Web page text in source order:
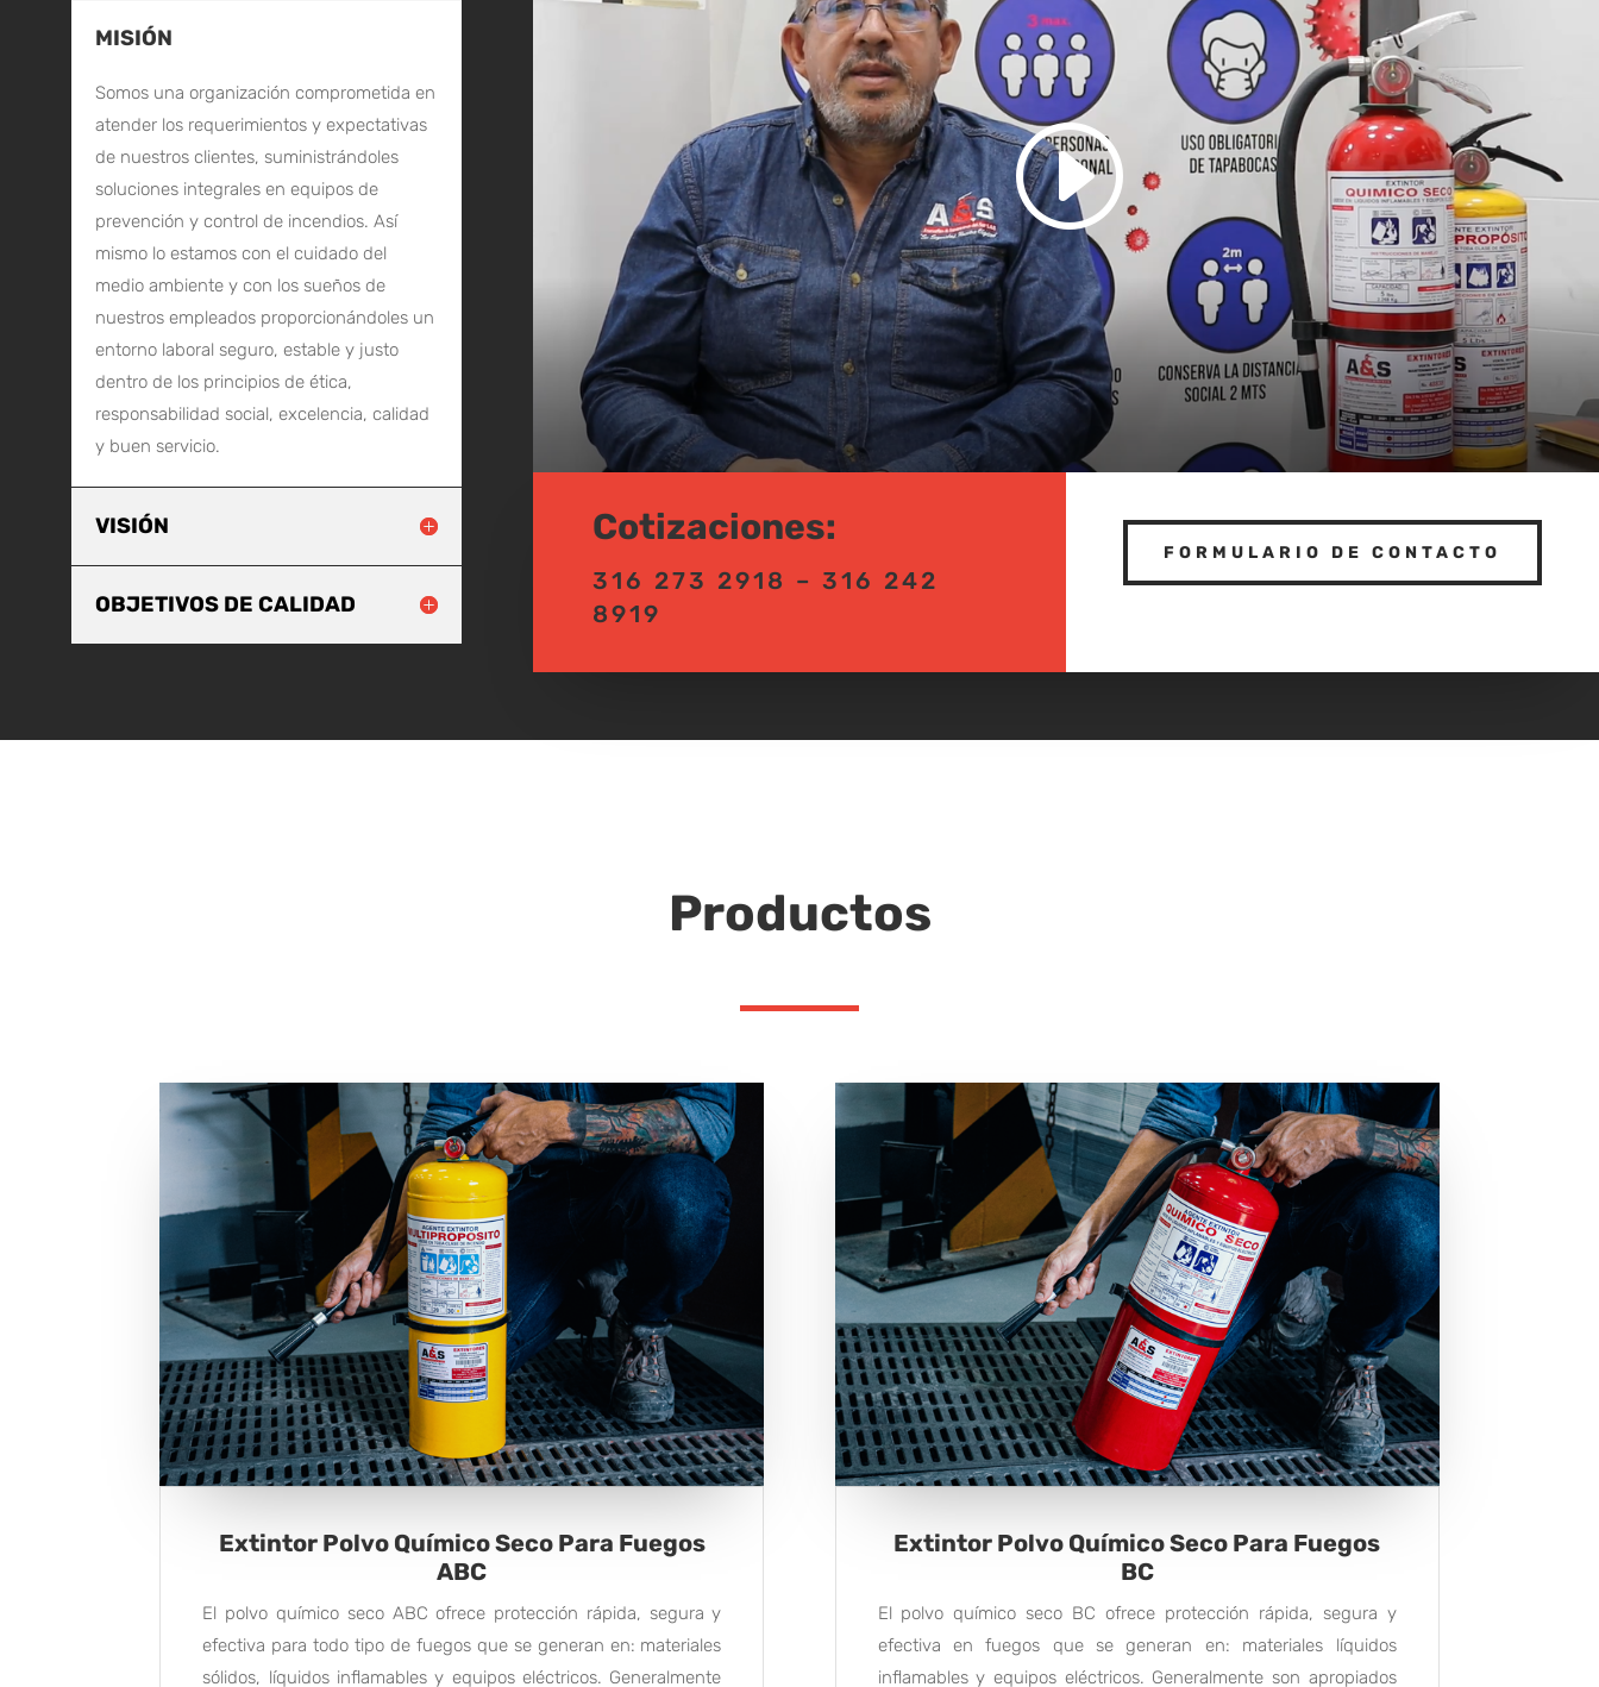
MISIÓN
Somos una organización comprometida en
atender los requerimientos y expectativas
de nuestros clientes, suministrándoles
soluciones integrales en equipos de
prevención y control de incendios. Así
mismo lo estamos con el cuidado del
medio ambiente y con los sueños de
nuestros empleados proporcionándoles un
entorno laboral seguro, estable y justo
dentro de los principios de ética,
responsabilidad social, excelencia, calidad
y buen servicio.
VISIÓN
OBJETIVOS DE CALIDAD
Cotizaciones:
316 273 2918 – 316 242
8919
FORMULARIO DE CONTACTO
Productos
Extintor Polvo Químico Seco Para Fuegos
ABC
El polvo químico seco ABC ofrece protección rápida, segura y
efectiva para todo tipo de fuegos que se generan en: materiales
sólidos, líquidos inflamables y equipos eléctricos. Generalmente
Extintor Polvo Químico Seco Para Fuegos
BC
El polvo químico seco BC ofrece protección rápida, segura y
efectiva en fuegos que se generan en: materiales líquidos
inflamables y equipos eléctricos. Generalmente son apropiados